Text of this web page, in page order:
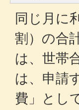
同じ月に
割）の合
は、世帯
は、申請
費」とし